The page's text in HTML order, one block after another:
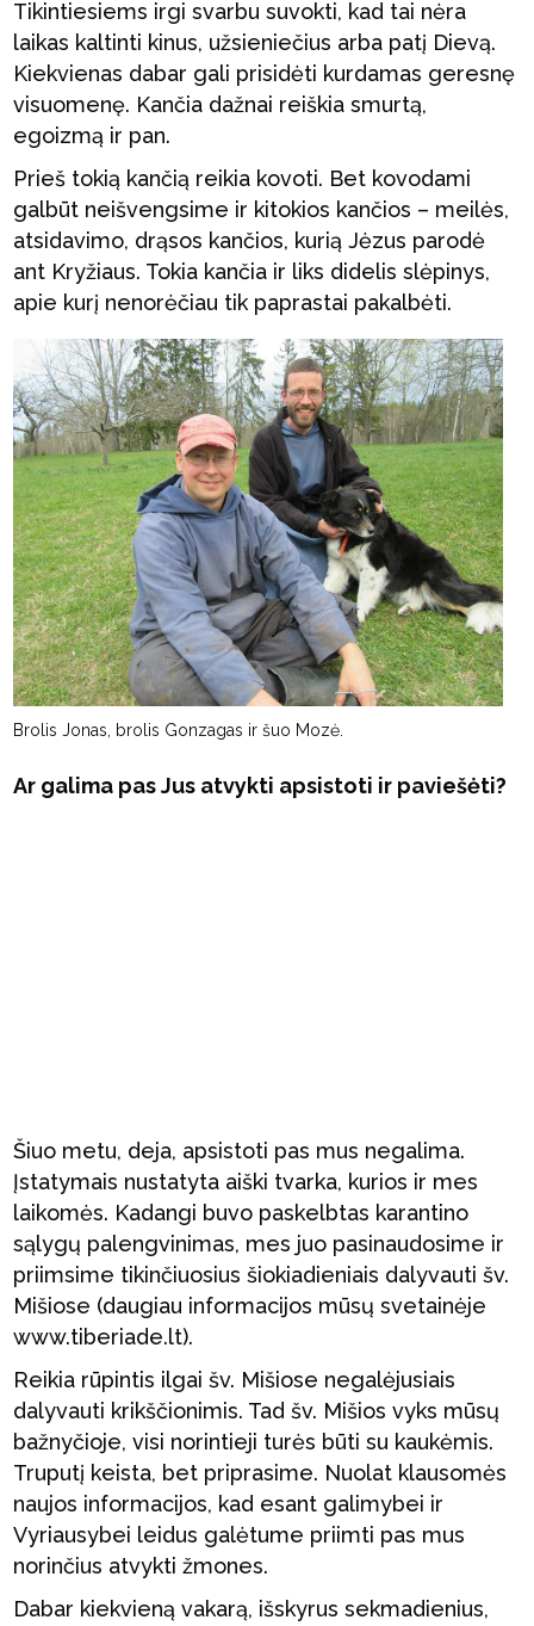
Tikintiesiems irgi svarbu suvokti, kad tai nėra
laikas kaltinti kinus, užsieniečius arba patį Dievą.
Kiekvienas dabar gali prisidėti kurdamas geresnę
visuomenę. Kančia dažnai reiškia smurtą,
egoizmą ir pan.
Prieš tokią kančią reikia kovoti. Bet kovodami
galbūt neišvengsime ir kitokios kančios – meilės,
atsidavimo, drąsos kančios, kurią Jėzus parodė
ant Kryžiaus. Tokia kančia ir liks didelis slėpinys,
apie kurį nenorėčiau tik paprastai pakalbėti.
Brolis Jonas, brolis Gonzagas ir šuo Mozė.
Ar galima pas Jus atvykti apsistoti ir paviešėti?
Šiuo metu, deja, apsistoti pas mus negalima.
Įstatymais nustatyta aiški tvarka, kurios ir mes
laikomės. Kadangi buvo paskelbtas karantino
sąlygų palengvinimas, mes juo pasinaudosime ir
priimsime tikinčiuosius šiokiadieniais dalyvauti šv.
Mišiose (daugiau informacijos mūsų svetainėje
www.tiberiade.lt).
Reikia rūpintis ilgai šv. Mišiose negalėjusiais
dalyvauti krikščionimis. Tad šv. Mišios vyks mūsų
bažnyčioje, visi norintieji turės būti su kaukėmis.
Truputį keista, bet priprasime. Nuolat klausomės
naujos informacijos, kad esant galimybei ir
Vyriausybei leidus galėtume priimti pas mus
norinčius atvykti žmones.
Dabar kiekvieną vakarą, išskyrus sekmadienius,